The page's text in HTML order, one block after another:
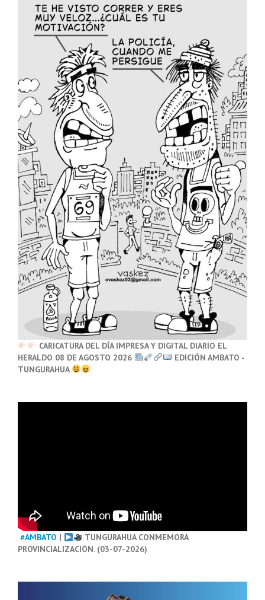
CARICATURA DEL DÍA IMPRESA Y DIGITAL DIARIO EL
HERALDO 08 DE AGOSTO 2026
EDICIÓN AMBATO -
TUNGURAHUA
#AMBATO |
TUNGURAHUA CONMEMORA
PROVINCIALIZACIÓN. (03-07-2026)